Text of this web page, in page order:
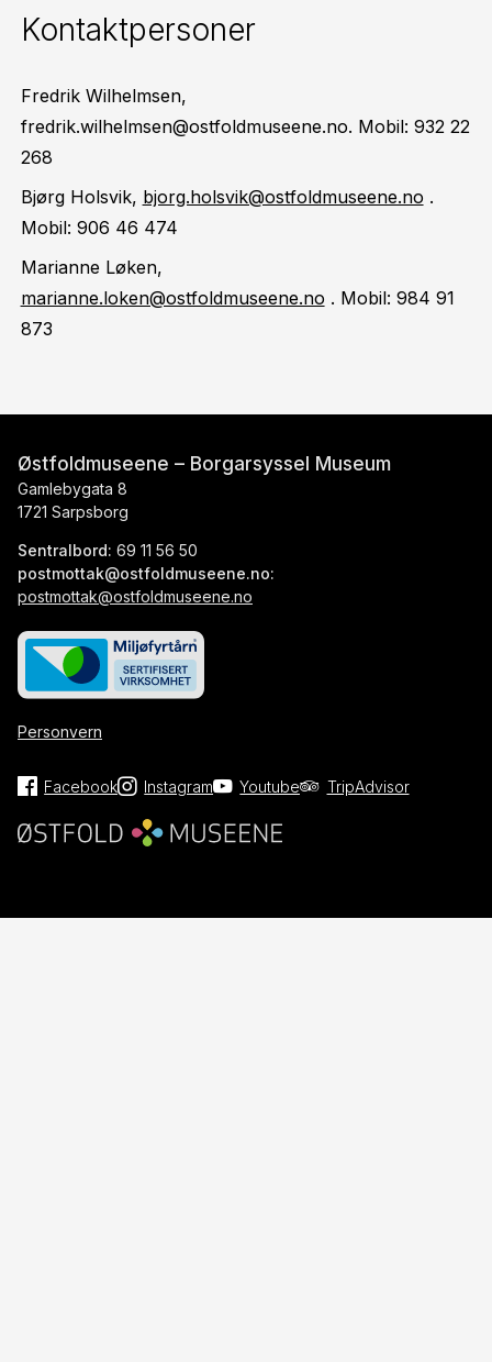
Kontaktpersoner
Fredrik Wilhelmsen,
fredrik.wilhelmsen@ostfoldmuseene.no. Mobil: 932 22
268
Bjørg Holsvik, bjorg.holsvik@ostfoldmuseene.no .
Mobil: 906 46 474
Marianne Løken,
marianne.loken@ostfoldmuseene.no . Mobil: 984 91
873
Østfoldmuseene – Borgarsyssel Museum
Gamlebygata 8
1721 Sarpsborg
Sentralbord: 69 11 56 50
postmottak@ostfoldmuseene.no:
postmottak@ostfoldmuseene.no
Personvern
Facebook Instagram Youtube TripAdvisor